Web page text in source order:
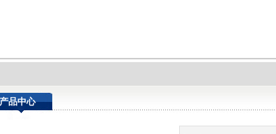
品中心